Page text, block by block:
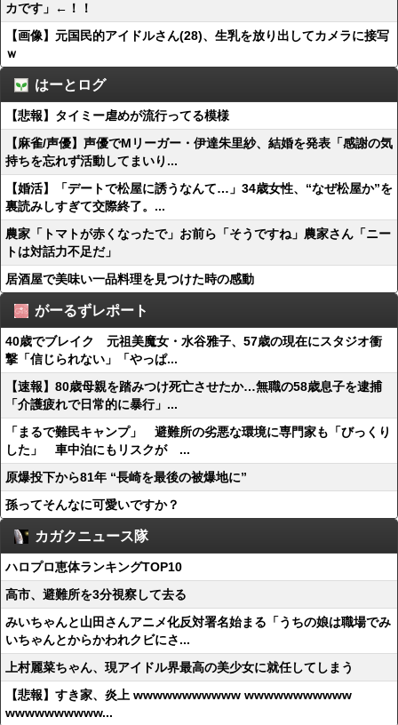
カです」←！！
【画像】元国民的アイドルさん(28)、生乳を放り出してカメラに接写
ｗ
はーとログ
【悲報】タイミー虐めが流行ってる模様
【麻雀/声優】声優でMリーガー・伊達朱里紗、結婚を発表「感謝の気
持ちを忘れず活動してまいり...
【婚活】「デートで松屋に誘うなんて…」34歳女性、“なぜ松屋か”を
裏読みしすぎて交際終了。...
農家「トマトが赤くなったで」お前ら「そうですね」農家さん「ニー
トは対話力不足だ」
居酒屋で美味い一品料理を見つけた時の感動
がーるずレポート
40歳でブレイク 元祖美魔女・水谷雅子、57歳の現在にスタジオ衝
撃「信じられない」「やっぱ...
【速報】80歳母親を踏みつけ死亡させたか…無職の58歳息子を逮捕
「介護疲れで日常的に暴行」...
「まるで難民キャンプ」 避難所の劣悪な環境に専門家も「びっくり
した」 車中泊にもリスクが ...
原爆投下から81年 “長崎を最後の被爆地に”
孫ってそんなに可愛いですか？
カガクニュース隊
ハロプロ恵体ランキングTOP10
高市、避難所を3分視察して去る
みいちゃんと山田さんアニメ化反対署名始まる「うちの娘は職場でみ
いちゃんとからかわれクビにさ...
上村麗菜ちゃん、現アイドル界最高の美少女に就任してしまう
【悲報】すき家、炎上 wwwwwwwwwww wwwwwwwwwww
wwwwwwwwww...